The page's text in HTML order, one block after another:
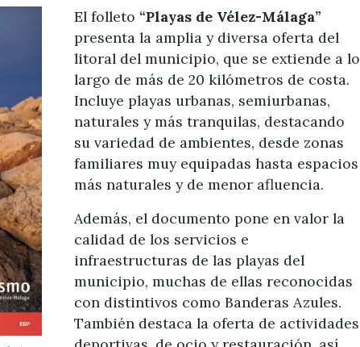
El folleto “Playas de Vélez-Málaga”
presenta la amplia y diversa oferta del
litoral del municipio, que se extiende a lo
largo de más de 20 kilómetros de costa.
Incluye playas urbanas, semiurbanas,
naturales y más tranquilas, destacando
su variedad de ambientes, desde zonas
familiares muy equipadas hasta espacios
más naturales y de menor afluencia.
Además, el documento pone en valor la
calidad de los servicios e
infraestructuras de las playas del
municipio, muchas de ellas reconocidas
con distintivos como Banderas Azules.
También destaca la oferta de actividades